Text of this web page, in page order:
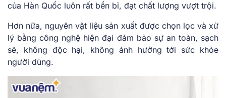
của Hàn Quốc luôn rất bền bỉ, đạt chất lượng vượt trội.
Hơn nữa, nguyên vật liệu sản xuất được chọn lọc và xử
lý bằng công nghệ hiện đại đảm bảo sự an toàn, sạch
sẽ, không độc hại, không ảnh hưởng tới sức khỏe
người dùng.